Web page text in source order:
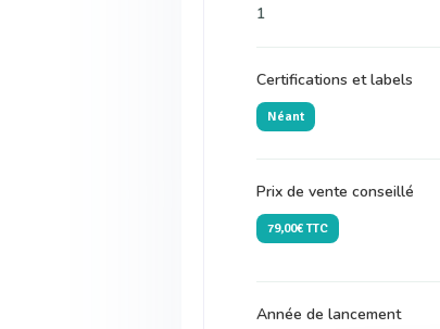
1
Certifications et labels
Néant
Prix de vente conseillé
79,00€ TTC
Année de lancement